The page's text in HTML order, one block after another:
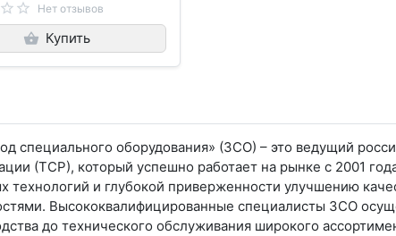
Нет отзывов
Купить
специального оборудования» (ЗСО) – это ведущий
(ТСР), который успешно работает на рынке с 2001
технологий и глубокой приверженности улучшению
Высококвалифицированные специалисты ЗСО
до технического обслуживания широкого